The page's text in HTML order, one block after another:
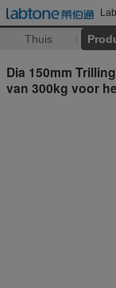
Thuis
Dia 150mm
van 300kg voor